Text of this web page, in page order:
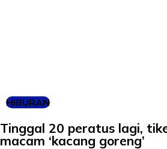
HIBURAN
Tinggal 20 peratus lagi,
macam ‘kacang goreng’